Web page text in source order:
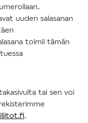
uuden salasanan
toimii tämän
tai sen voi
.